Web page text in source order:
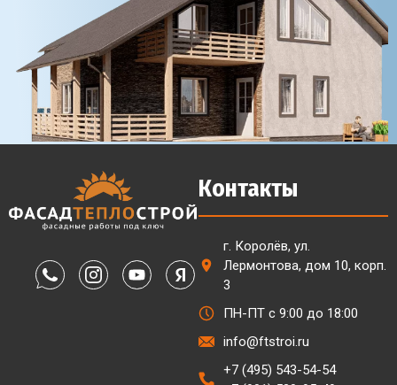
Контакты
г. Королёв, ул.
Лермонтова, дом 10, корп.
3
ПН-ПТ с 9:00 до 18:00
info@ftstroi.ru
+7 (495) 543-54-54